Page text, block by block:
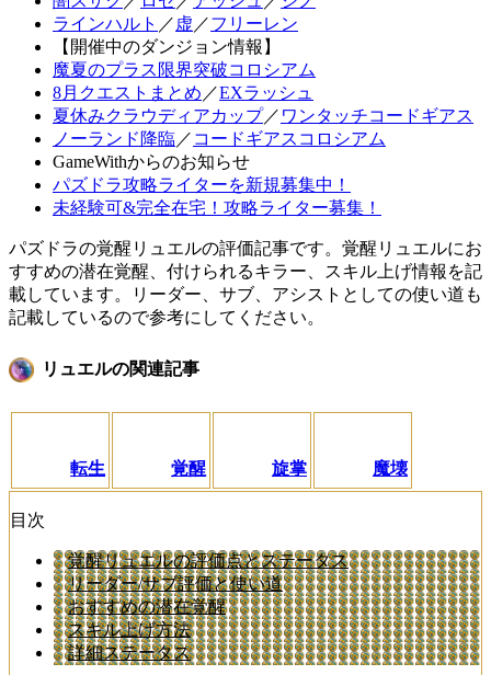
ラインハルト ／ 虚 ／フリーレン
【開催中のダンジョン情報】
魔夏のプラス限界突破コロシアム
8月クエストまとめ ／EXラッシュ
夏休みクラウディアカップ／ ワンタッチコードギアス
ノーランド降臨／ コードギアスコロシアム
GameWithからのお知らせ
パズドラ攻略ライターを新規募集中！
未経験可&完全在宅！攻略ライター募集！
パズドラの覚醒リュエルの評価記事です。覚醒リュエルにお
すすめの潜在覚醒、付けられるキラー、スキル上げ情報を記
載しています。リーダー、サブ、アシストとしての使い道も
記載しているので参考にしてください。
リュエルの関連記事
転生 覚醒 旋掌 魔壊
目次
覚醒リュエルの評価点とステータス
リーダー/サブ評価と使い道
おすすめの潜在覚醒
スキル上げ方法
詳細ステータス